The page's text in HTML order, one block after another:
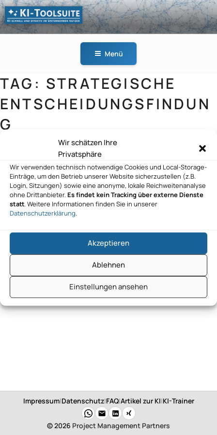
Wir schätzen Ihre
Privatsphäre
Wir verwenden technisch notwendige Cookies und Local-Storage-
Einträge, um den Betrieb unserer Website sicherzustellen (z.B.
Login, Sitzungen) sowie eine anonyme, lokale Reichweitenanalyse
ohne Drittanbieter. Es findet kein Tracking über externe Dienste
statt. Weitere Informationen finden Sie in unserer
Datenschutzerklärung.
Akzeptieren
Ablehnen
Einstellungen ansehen
Zum
Inhalt
springen
KI-
Menü
TAG: STRATEGISCHE
ENTSCHEIDUNGSFINDUN
G
INFORM DataLab GmbH
AlfaPeople Ltd
OPITZ CONSULTING
Impressum|Datenschutz|FAQ|Artikel zur KI|KI-Trainer
© 2026 Project Management Partners